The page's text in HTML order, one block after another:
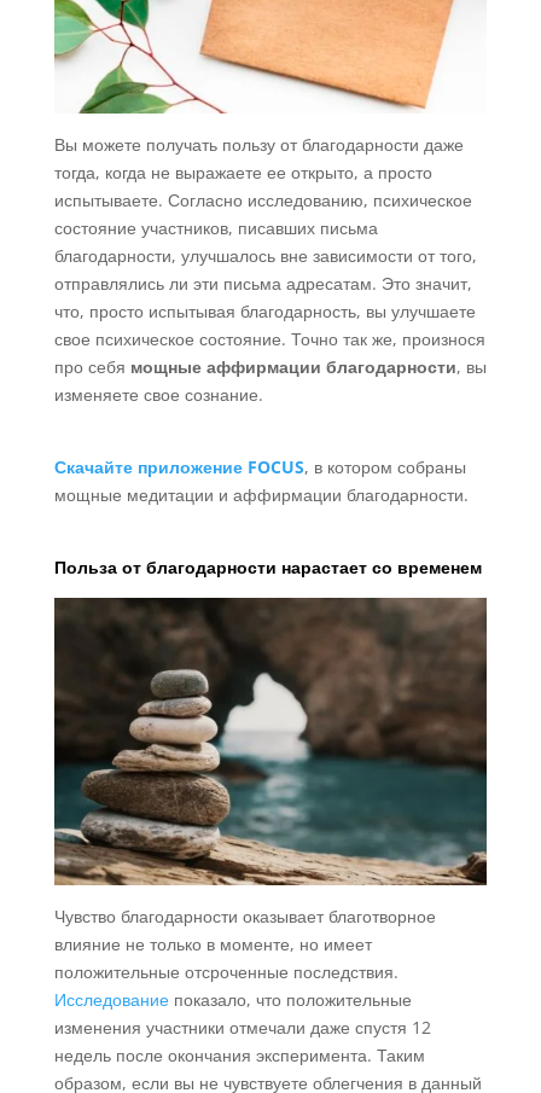
Вы можете получать пользу от благодарности даже
тогда, когда не выражаете ее открыто, а просто
испытываете. Согласно исследованию, психическое
состояние участников, писавших письма
благодарности, улучшалось вне зависимости от того,
отправлялись ли эти письма адресатам. Это значит,
что, просто испытывая благодарность, вы улучшаете
свое психическое состояние. Точно так же, произнося
про себя мощные аффирмации благодарности, вы
изменяете свое сознание.
Скачайте приложение FOCUS, в котором собраны
мощные медитации и аффирмации благодарности.
Польза от благодарности нарастает со временем
Чувство благодарности оказывает благотворное
влияние не только в моменте, но имеет
положительные отсроченные последствия.
Исследованиепоказало, что положительные
изменения участники отмечали даже спустя 12
недель после окончания эксперимента. Таким
образом, если вы не чувствуете облегчения в данный